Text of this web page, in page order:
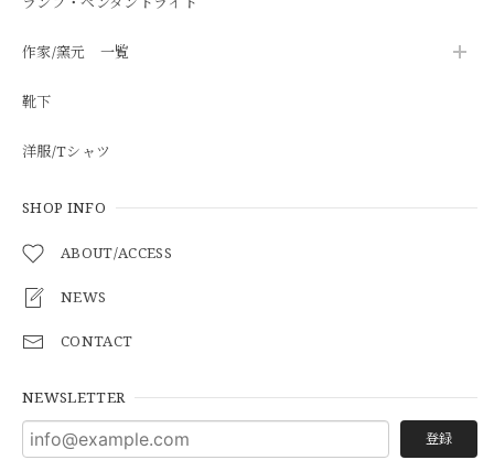
作家/窯元 一覧
靴下
洋服/Tシャツ
SHOP INFO
ABOUT/ACCESS
NEWS
CONTACT
NEWSLETTER
登録